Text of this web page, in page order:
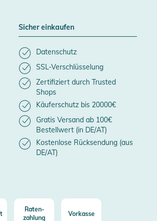
Sicher einkaufen
Datenschutz
SSL-Verschlüsselung
Zertifiziert durch Trusted
Shops
Käuferschutz bis 20000€
Gratis Versand ab 100€
Bestellwert (in DE/AT)
Kostenlose Rücksendung (aus
DE/AT)
Raten-
zahlung
Vorkasse